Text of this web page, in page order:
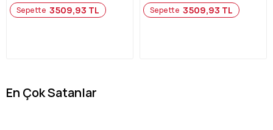
Sepette 3509,93 TL Sepette 3509,93 TL
En Çok Satanlar